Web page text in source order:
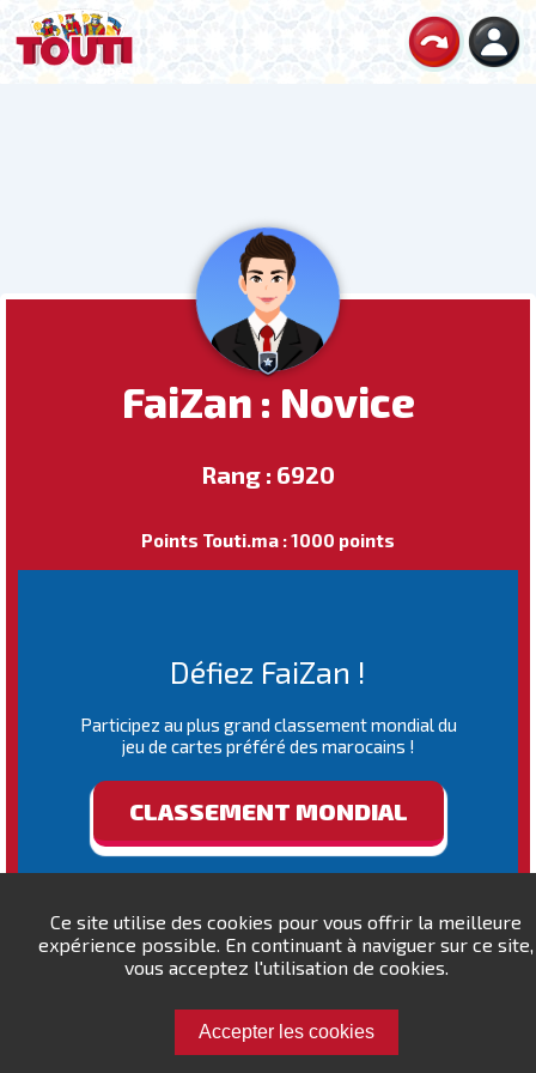
Ce site utilise des cookies pour vous offrir la meilleure
expérience possible. En continuant à naviguer sur ce site,
vous acceptez l'utilisation de cookies.
Accepter les cookies
FaiZan : Novice
Rang : 6920
Points Touti.ma : 1000 points
Défiez FaiZan !
Participez au plus grand classement mondial du
jeu de cartes préféré des marocains !
CLASSEMENT MONDIAL